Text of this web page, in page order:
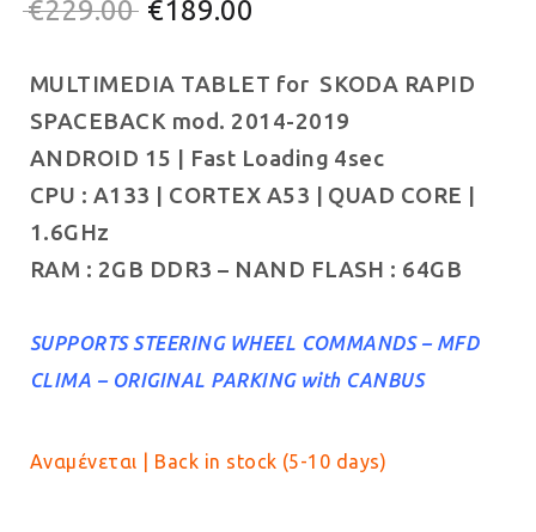
€229.00 Original
was:
€229.00.
€189.00
τιμή
είναι:
€189.00.
MULTIMEDIA TABLET for SKODA RAPID
SPACEBACK mod. 2014-2019
ANDROID 15 | Fast Loading 4sec
CPU : A133 | CORTEX A53 | QUAD CORE |
1.6GHz
RAM : 2GB DDR3 – NAND FLASH : 64GB
SUPPORTS STEERING WHEEL COMMANDS – MFD
CLIMA – ORIGINAL PARKING with CANBUS
Αναμένεται | Back in stock (5-10 days)